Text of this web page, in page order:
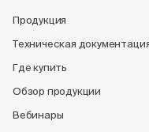
Продукция
Техническая
Где купить
Обзор продукции
Вебинары